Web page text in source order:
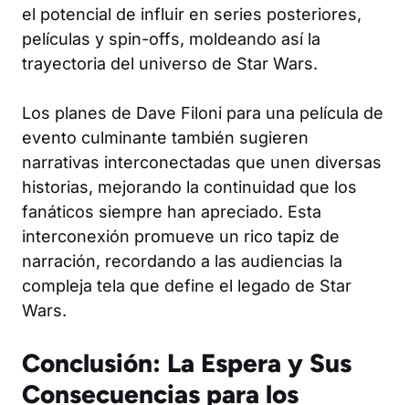
el potencial de influir en series posteriores,
películas y spin-offs, moldeando así la
trayectoria del universo de Star Wars.
Los planes de Dave Filoni para una película de
evento culminante también sugieren
narrativas interconectadas que unen diversas
historias, mejorando la continuidad que los
fanáticos siempre han apreciado. Esta
interconexión promueve un rico tapiz de
narración, recordando a las audiencias la
compleja tela que define el legado de Star
Wars.
Conclusión: La Espera y Sus
Consecuencias para los